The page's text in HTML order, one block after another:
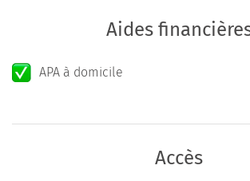
Aides
APA à domicile
Accès